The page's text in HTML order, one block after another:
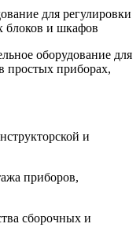
для регулировки
блоков и шкафов
оборудование для
простых приборах,
и
приборов,
сборочных и